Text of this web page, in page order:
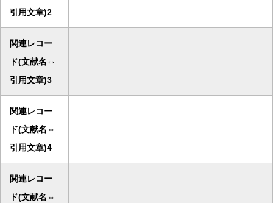
引用文章)2
関連レコー
ド(文献名⇔
引用文章)3
関連レコー
ド(文献名⇔
引用文章)4
関連レコー
ド(文献名⇔